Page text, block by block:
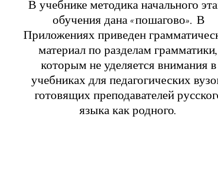
В учебнике методика начального
обучения дана «пошагово». В
Приложениях приведен
материал по разделам грамматики,
которым не уделяется внимания в
учебниках для педагогических
готовящих преподавателей
языка как родного.